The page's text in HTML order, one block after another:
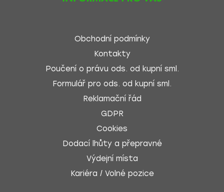
Obchodní podmínky
Kontakty
Poučení o právu ods. od kupní sml.
Formulář pro ods. od kupní sml.
Reklamační řád
GDPR
Cookies
Dodací lhůty a přepravné
Výdejní místa
Kariéra / Volné pozice